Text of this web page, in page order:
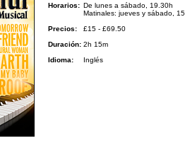
Horarios: De lunes a sábado, 19.30h
Matinales: jueves y sábado,
Precios:
£15 - £69.50
Duración: 2h 15m
Idioma:
Inglés